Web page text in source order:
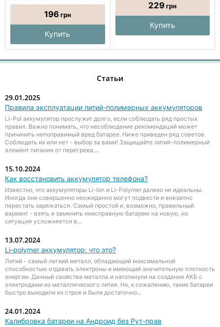
196грн
Купить
229грн
Купить
Статьи
29.01.2025
Правила эксплуатации литий-полимерных аккумуляторов
Li-Pol аккумулятор прослужит долго, если соблюдать ряд простых
правил. Важно понимать, что несоблюдение рекомендаций может
причинить непоправимый вред батарее. Ниже приведен ряд советов.
Соблюдать их или нет - выбор за вами! Защищайте литий-полимерный
элемент питания от перегрева,...
15.10.2024
Как восстановить аккумулятор телефона?
Известно, что аккумуляторы Li-Ion и Li-Polymer далеко не идеальны.
Иногда они совершенно неожиданно могут подвести и внезапно
перестать заряжаться. Самый простой и, возможно, правильный
вариант - взять и заменить неисправную батарею на новую, но
ситуация усложняется в...
13.07.2024
Li-polymer аккумулятор: что это?
Литий - самый легкий металл, обладающий максимальной
способностью отдавать электроны и имеющий значительную плотность
энергии. Данный свойства металла и натолкнули на создание АКБ с
электродами из металлического лития. Но, к сожалению, такие батареи
быстро выходили из строя и были достаточно...
24.01.2024
Калибровка батареи на Андроид без Рут-прав